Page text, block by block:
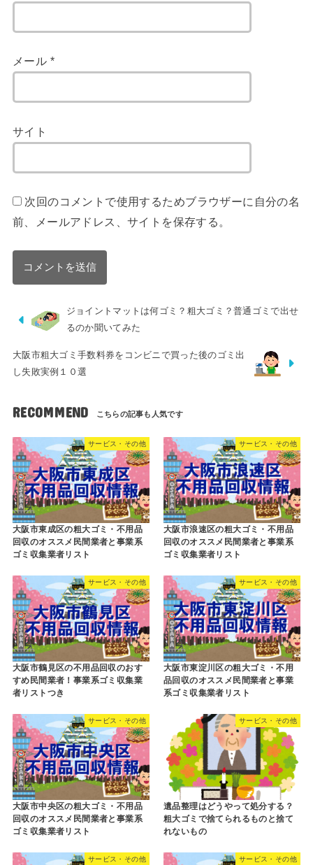
メール *
サイト
次回のコメントで使用するためブラウザーに自分の名
前、メールアドレス、サイトを保存する。
ジョイントマットは何ゴミ？粗大ゴミ？普通ゴミで出せ
るのか聞いてみた
大阪市粗大ゴミ手数料券をコンビニで買った後のゴミ出
し失敗実例１０選
RECOMMEND
サービス・その他
大阪市東成区の粗大ゴミ・不用品
回収のオススメ民間業者と事業系
ゴミ収集業者リスト
サービス・その他
大阪市浪速区の粗大ゴミ・不用品
回収のオススメ民間業者と事業系
ゴミ収集業者リスト
サービス・その他
大阪市鶴見区の不用品回収のおす
すめ民間業者！事業系ゴミ収集業
者リストつき
サービス・その他
大阪市東淀川区の粗大ゴミ・不用
品回収のオススメ民間業者と事業
系ゴミ収集業者リスト
サービス・その他
大阪市中央区の粗大ゴミ・不用品
回収のオススメ民間業者と事業系
ゴミ収集業者リスト
サービス・その他
遺品整理はどうやって処分する？
粗大ゴミで捨てられるものと捨て
れないもの
サービス・その他 サービス・その他